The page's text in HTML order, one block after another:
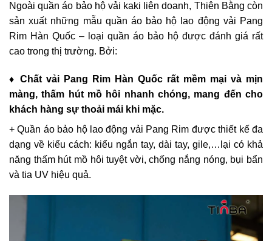
Ngoài quần áo bảo hộ vải kaki liên doanh, Thiên Bằng còn
sản xuất những mẫu quần áo bảo hộ lao động vải Pang
Rim Hàn Quốc – loại quần áo bảo hộ được đánh giá rất
cao trong thị trường. Bởi:
♦ Chất vải Pang Rim Hàn Quốc rất mềm mại và mịn
màng, thấm hút mồ hôi nhanh chóng, mang đến cho
khách hàng sự thoải mái khi mặc.
+ Quần áo bảo hộ lao động vải Pang Rim được thiết kế đa
dạng về kiểu cách: kiểu ngắn tay, dài tay, gile,…lại có khả
năng thấm hút mồ hôi tuyệt vời, chống nắng nóng, bụi bẩn
và tia UV hiệu quả.